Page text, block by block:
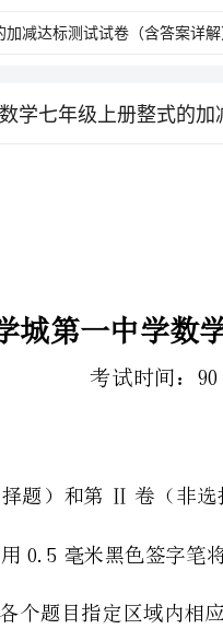
第I卷（选择题20分）
一、单选题（10小题，每小题2分，共计20分）